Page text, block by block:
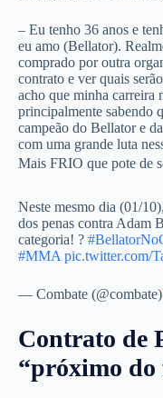
– Eu tenho 36 anos e
eu amo (Bellator).
comprado por outra
contrato e ver quais
acho que minha carreira
principalmente sabendo
campeão do Bellator e
com uma grande luta
Mais FRIO que pote de
Neste mesmo dia (01/
dos penas contra Adam
categoria! ?
#MMA pic.twitter.com/
— Combate (@combate)
Contrato de
“próximo do